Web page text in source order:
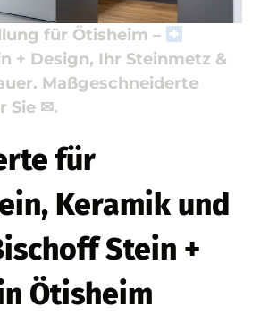
als auch
für Ötisheim –
+ Design, Ihr Steinmetz &
Maßgeschneiderte
Sie ✉.
für
Keramik und
Stein +
Ötisheim